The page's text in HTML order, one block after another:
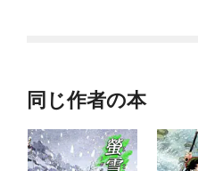
同じ作者の本